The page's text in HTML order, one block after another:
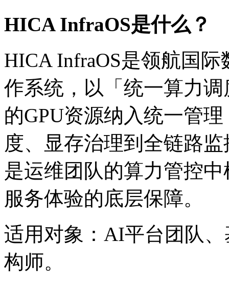
HICA InfraOS是什么？
HICA InfraOS是领航国
作系统，以「统一算力
的GPU资源纳入统一管理
度、显存治理到全链
是运维团队的算力管控中
服务体验的底层保障。
适用对象：AI平台团队
构师。